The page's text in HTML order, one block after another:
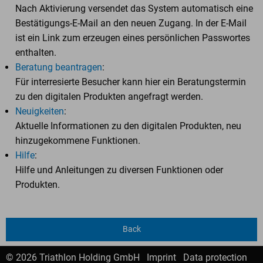
Nach Aktivierung versendet das System automatisch eine
Bestätigungs-E-Mail an den neuen Zugang. In der E-Mail
ist ein Link zum erzeugen eines persönlichen Passwortes
enthalten.
Beratung beantragen:
Für interresierte Besucher kann hier ein Beratungstermin
zu den digitalen Produkten angefragt werden.
Neuigkeiten:
Aktuelle Informationen zu den digitalen Produkten, neu
hinzugekommene Funktionen.
Hilfe:
Hilfe und Anleitungen zu diversen Funktionen oder
Produkten.
Back
© 2026 Triathlon Holding GmbH Imprint Data protection